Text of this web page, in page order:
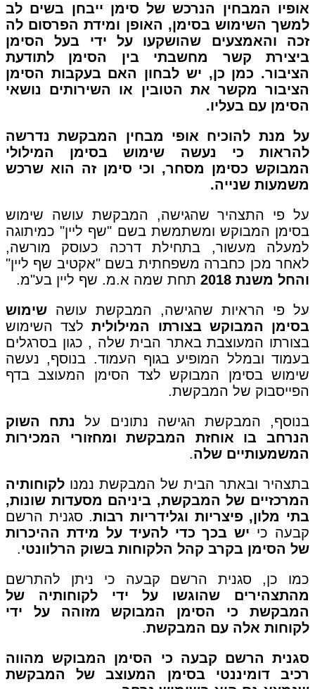
אופיו המבחין הנרכש של סימן ייבחן בשים לב
למשך השימוש בסימן, האופן ומידת הפרסום לה
זכה והאמצעים שהושקעו על ידי בעל הסימן
ביצירת קשר מחשבתי בין הסימן לתודעת
הציבור. כמן כן, יש לבחון האם בעקבות הסימן
הציבור מקשר את הטובין או השירותים נושאי
הסימן עם בעליו.
על מנת להוכיח אופי מבחין המבקשת נדרשה
להראות כי נעשה שימוש בסימן המילולי
המבוקש כסימן מסחר, וכי סימן זה הוא שרכש
משמעות שנייה.
על פי התצהיר שהגישה, המבקשת עושה שימוש
בסימן המבוקש ומשתמשת בשם "שף ליין" כמיתוגה
למעלה מעשור, בתחילת דרכה כעוסק מורשה,
לאחר מכן כחברה משפחתית בשם "אקטיב שף ליין"
והחל משנת 2018
תחת שמה א.מ. שף ליין בע"מ.
על פי הראיות שהגישה, המבקשת עושה שימוש
בסימן המבוקש בצורתו המילוליתלצד השימוש
בצורתו המעוצבת באתר הבית שלה , כגון בסרגלים
בעמוד ובמלל המופיע בגוף העמוד. בנוסף, נעשה
שימוש בסימן המבוקש לצד הסימן המעוצב בדף
הפייסבוק של המבקשת.
בנוסף, המבקשת הגישה נתונים על נתח השוק
הנרחב בו אוחזת המבקשת ומחזורי המכירות
המשמעותיים שלה.
בתצהיר ובאתר הבית של המבקשת נמנו לקוחותיה
המרכזיים של המבקשת, ביניהם מסעדות שונות,
בתי מלון, פיצריות וגלידריות רבות. סגנית הרשם
קבעה כי יש בכך כדי להעיד על מידת ההיכרות
של הסימן בקרב קהל הלקוחות בשוק הרלוונטי.
כמו כן, סגנית הרשם קבעה כי ניתן להתרשם
מהתצהירים שהוגשו על ידי לקוחותיה של
המבקשת כי הסימן המבוקש מזוהה על ידי
לקוחות אלה עם המבקשת.
סגנית הרשם קבעה כי הסימן המבוקש מהווה
רכיב דומיננטי בסימן המעוצב של המבקשת